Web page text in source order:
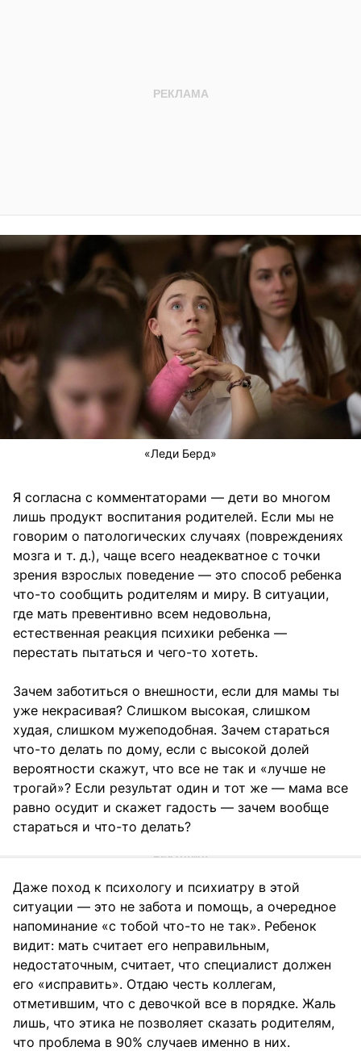
«Леди Берд»
Я согласна с комментаторами — дети во многом
лишь продукт воспитания родителей. Если мы не
говорим о патологических случаях (повреждениях
мозга и т. д.), чаще всего неадекватное с точки
зрения взрослых поведение — это способ ребенка
что-то сообщить родителям и миру. В ситуации,
где мать превентивно всем недовольна,
естественная реакция психики ребенка —
перестать пытаться и чего-то хотеть.
Зачем заботиться о внешности, если для мамы ты
уже некрасивая? Слишком высокая, слишком
худая, слишком мужеподобная. Зачем стараться
что-то делать по дому, если с высокой долей
вероятности скажут, что все не так и «лучше не
трогай»? Если результат один и тот же — мама все
равно осудит и скажет гадость — зачем вообще
стараться и что-то делать?
Даже поход к психологу и психиатру в этой
ситуации — это не забота и помощь, а очередное
напоминание «с тобой что-то не так». Ребенок
видит: мать считает его неправильным,
недостаточным, считает, что специалист должен
его «исправить». Отдаю честь коллегам,
отметившим, что с девочкой все в порядке. Жаль
лишь, что этика не позволяет сказать родителям,
что проблема в 90% случаев именно в них.